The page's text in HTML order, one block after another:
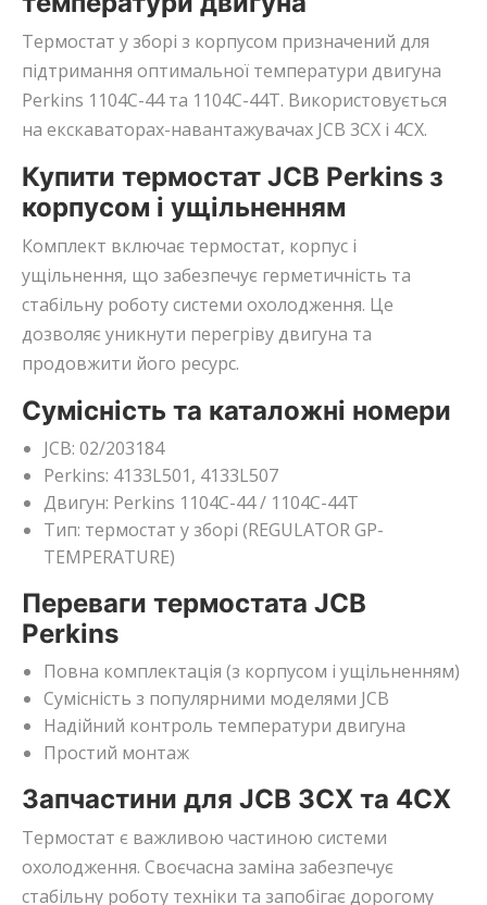
Термостат у зборі з корпусом призначений для
підтримання оптимальної температури двигуна
Perkins 1104C-44 та 1104C-44T. Використовується
на екскаваторах-навантажувачах JCB 3CX і 4CX.
Купити термостат JCB Perkins з
корпусом і ущільненням
Комплект включає термостат, корпус і
ущільнення, що забезпечує герметичність та
стабільну роботу системи охолодження. Це
дозволяє уникнути перегріву двигуна та
продовжити його ресурс.
Сумісність та каталожні номери
JCB: 02/203184
Perkins: 4133L501, 4133L507
Двигун: Perkins 1104C-44 / 1104C-44T
Тип: термостат у зборі (REGULATOR GP-
TEMPERATURE)
Переваги термостата JCB
Perkins
Повна комплектація (з корпусом і ущільненням)
Сумісність з популярними моделями JCB
Надійний контроль температури двигуна
Простий монтаж
Запчастини для JCB 3CX та 4CX
Термостат є важливою частиною системи
охолодження. Своєчасна заміна забезпечує
стабільну роботу техніки та запобігає дорогому